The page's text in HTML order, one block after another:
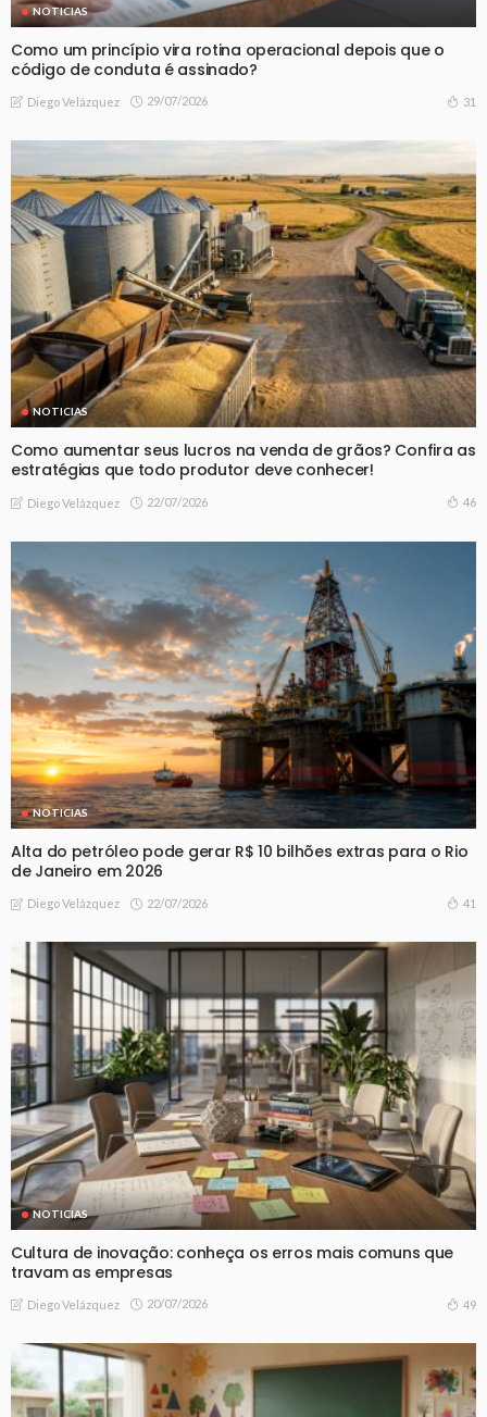
NOTICIAS
Como um princípio vira rotina operacional depois que o
código de conduta é assinado?
Diego Velázquez 29/07/2026 31
NOTICIAS
Como aumentar seus lucros na venda de grãos? Confira as
estratégias que todo produtor deve conhecer!
Diego Velázquez 22/07/2026 46
NOTICIAS
Alta do petróleo pode gerar R$ 10 bilhões extras para o Rio
de Janeiro em 2026
Diego Velázquez 22/07/2026 41
NOTICIAS
Cultura de inovação: conheça os erros mais comuns que
travam as empresas
Diego Velázquez 20/07/2026 49